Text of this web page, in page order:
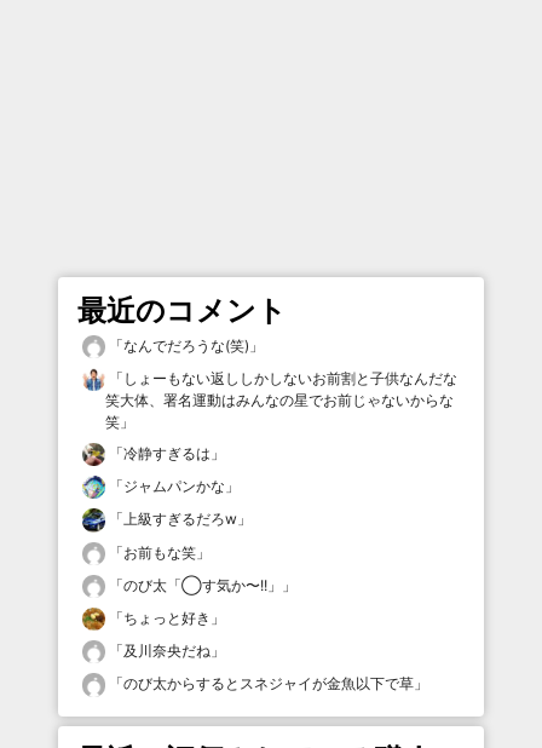
最近のコメント
「なんでだろうな(笑) 」
「 しょーもない返ししかしないお前割と子供なんだな
笑大体、署名運動はみんなの星でお前じゃないからな
笑 」
「冷静すぎるは 」
「ジャムパンかな 」
「上級すぎるだろw 」
「お前もな笑 」
「のび太「◯す気か〜!!」
」
「ちょっと好き 」
「及川奈央だね 」
「のび太からするとスネジャイが金魚以下で草 」